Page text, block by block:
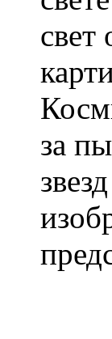
свет
за